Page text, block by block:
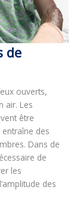
de
ouverts,
air. Les
être
entraîne des
Dans de
de
les
des